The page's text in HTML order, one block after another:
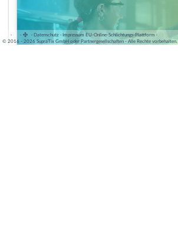
· · ·Datenschutz ·Impressum EU-Online-Schlichtungs-Plattform ·
© 2016 - 2026 SupraTix GmbH oder Partnergesellschaften - Alle Rechte vorbehalten.